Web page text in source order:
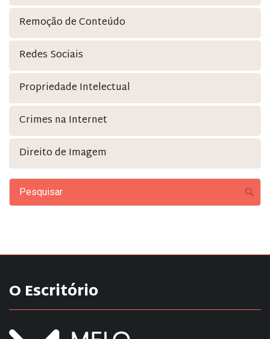
Remoção de Conteúdo
Redes Sociais
Propriedade Intelectual
Crimes na Internet
Direito de Imagem
O Escritório